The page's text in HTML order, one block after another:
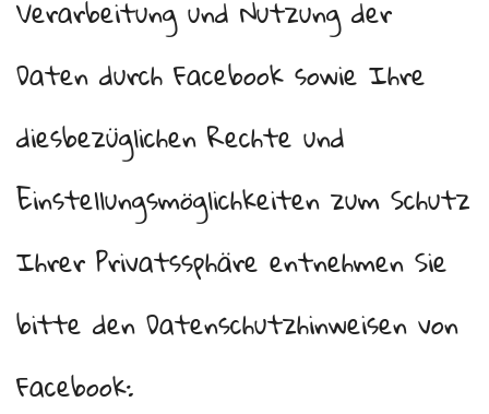
Verarbeitung und Nutzung der
Daten durch Facebook sowie Ihre
diesbezüglichen Rechte und
Einstellungsmöglichkeiten zum Schutz
Ihrer Privatssphäre entnehmen Sie
bitte den Datenschutzhinweisen von
Facebook: